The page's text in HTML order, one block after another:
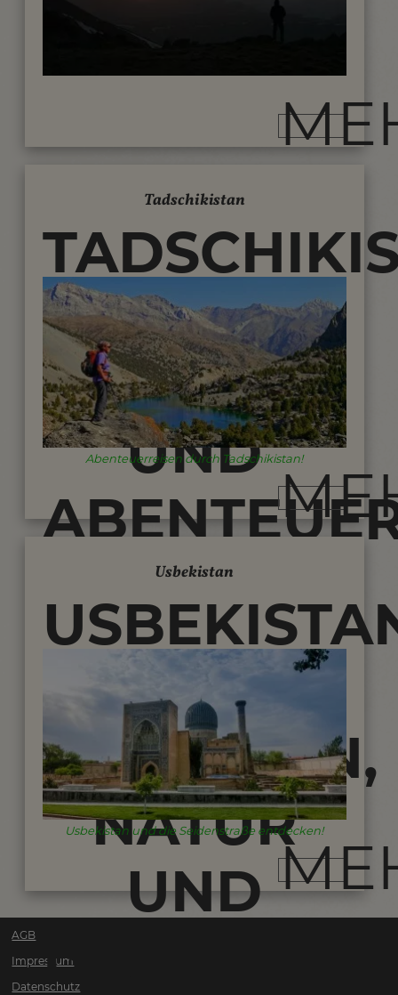
KUNDEN...
Tadschikistan
REISEN -
TREKKING
UND
IM
HOHEN
PAMIR
Abenteuerreisen durch Tadschikistan!
Usbekistan
-
WANDERN,
NATUR
UND
Usbekistan und die Seidenstraße entdecken!
AGB
Impressum
Datenschutz